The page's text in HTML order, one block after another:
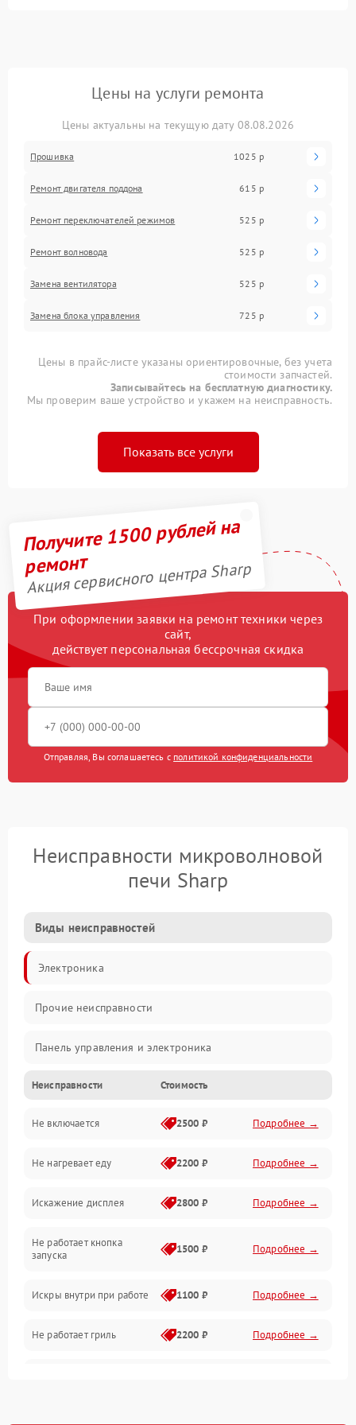
Цены на услуги ремонта
Цены актуальны на текущую дату 08.08.2026
Прошивка 1025 р
Ремонт двигателя поддона 615 р
Ремонт переключателей режимов 525 р
Ремонт волновода 525 р
Замена вентилятора 525 р
Замена блока управления 725 р
Цены в прайс-листе указаны ориентировочные, без учета
стоимости запчастей.
Записывайтесь на бесплатную диагностику.
Мы проверим ваше устройство и укажем на неисправность.
Показать все услуги
Получите 1500 рублей на
ремонт
Акция сервисного центра Sharp
При оформлении заявки на ремонт техники через
сайт,
действует персональная бессрочная скидка
Отправляя, Вы соглашаетесь с политикой конфиденциальности
Неисправности микроволновой
печи Sharp
Виды неисправностей
Электроника
Прочие неисправности
Панель управления и электроника
Дверца и корпус
Механика и внутренние элементы
Механические повреждения
Питание и запуск
Нагрев и приготовление
Программное обеспечение
Неисправности Стоимость
Не включается 2500 ₽ Подробнее →
Не нагревает еду 2200 ₽ Подробнее →
Искажение дисплея 2800 ₽ Подробнее →
Не работает кнопка
запуска
1500 ₽ Подробнее →
Искры внутри при работе 1100 ₽ Подробнее →
Не работает гриль 2200 ₽ Подробнее →